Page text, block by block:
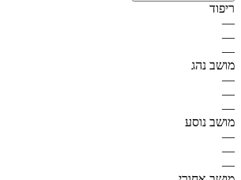
ריפוד
—
—
—
מושב נהג
—
—
—
מושב נוסע
—
—
—